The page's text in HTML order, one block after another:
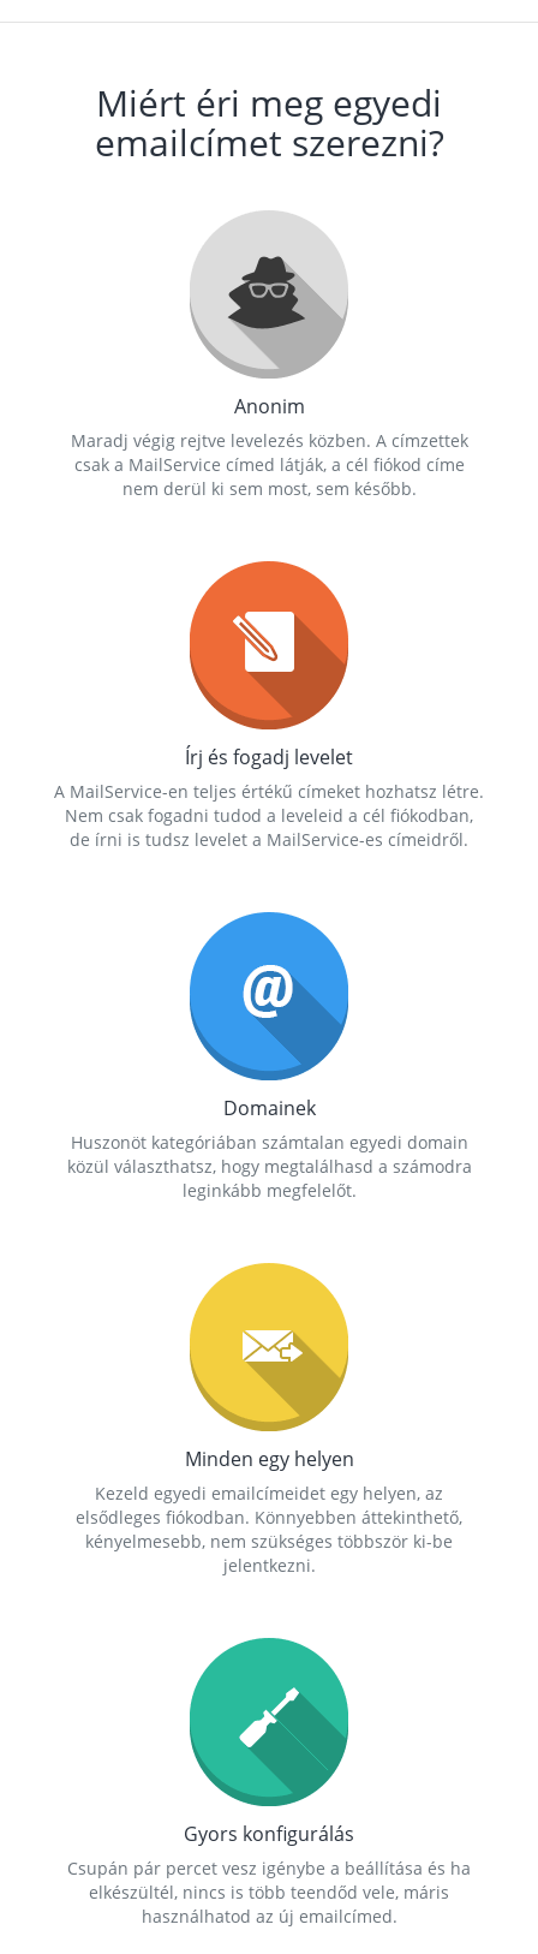
Miért éri meg egyedi
emailcímet szerezni?
Anonim
Maradj végig rejtve levelezés közben. A címzettek
csak a MailService címed látják, a cél fiókod címe
nem derül ki sem most, sem később.
Írj és fogadj levelet
A MailService-en teljes értékű címeket hozhatsz létre.
Nem csak fogadni tudod a leveleid a cél fiókodban,
de írni is tudsz levelet a MailService-es címeidről.
Domainek
Huszonöt kategóriában számtalan egyedi domain
közül választhatsz, hogy megtalálhasd a számodra
leginkább megfelelőt.
Minden egy helyen
Kezeld egyedi emailcímeidet egy helyen, az
elsődleges fiókodban. Könnyebben áttekinthető,
kényelmesebb, nem szükséges többször ki-be
jelentkezni.
Gyors konfigurálás
Csupán pár percet vesz igénybe a beállítása és ha
elkészültél, nincs is több teendőd vele, máris
használhatod az új emailcímed.